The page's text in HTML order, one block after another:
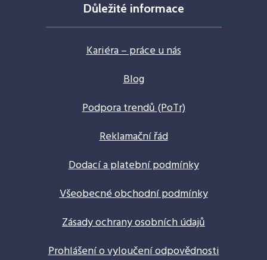
Důležité informace
Kariéra – práce u nás
Blog
Podpora trendů (PoTr)
Reklamační řád
Dodací a platební podmínky
Všeobecné obchodní podmínky
Zásady ochrany osobních údajů
Prohlášení o vyloučení odpovědnosti